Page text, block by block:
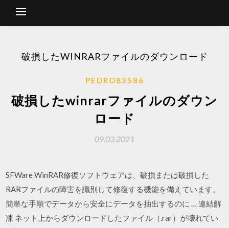
破損したWINRARファイルのダウンロード
PEDRO83586
破損したwinrarファイルのダウン
ロード
09.03.2021
SFWare WinRAR修復ソフトウェアは、破損または破損した
RARファイルの障害を識別して修復する機能を備えています。
簡単な手順でデータから安全にデータを抽出するのに … 連結解
凍 ネット上からダウンロードしたファイル（.rar）が壊れてい